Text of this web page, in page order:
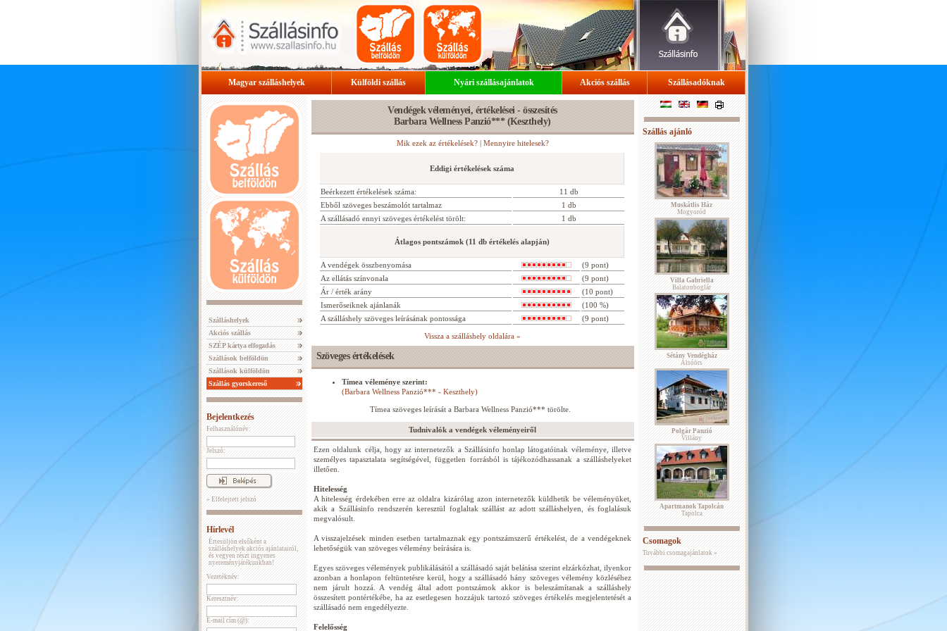
Magyar szálláshelyek Külföldi szállás Nyári szállásajánlatok Akciós szállás Szállásadóknak
Szálláshelyek
Akciós szállás
SZÉP kártya elfogadás
Szállások belföldön
Szállások külföldön
Szállás gyorskereső
Bejelentkezés
Felhasználónév:
Jelszó:
» Elfelejtett jelszó
Hírlevél
Értesüljön elsőként a
szálláshelyek akciós ajánlatairól,
és vegyen részt ingyenes
nyereményjátékunkban!
Vezetéknév:
Keresztnév:
E-mail cím (@):
Vendégek véleményei, értékelései - összesítés
Barbara Wellness Panzió*** (Keszthely)
Mik ezek az értékelések?| Mennyire hitelesek?
Eddigi értékelések száma
Beérkezett értékelések száma:
11 db
Ebből szöveges beszámolót tartalmaz
1 db
A szállásadó ennyi szöveges értékelést törölt:
1 db
Átlagos pontszámok (11 db értékelés alapján)
A vendégek összbenyomása
(9 pont)
Az ellátás színvonala
(9 pont)
Ár / érték arány
(10 pont)
Ismerőseiknek ajánlanák
(100 %)
A szálláshely szöveges leírásának pontossága
(9 pont)
Vissza a szálláshely oldalára »
Szöveges értékelések
Tímea véleménye szerint:
(Barbara Wellness Panzió*** - Keszthely)
Tímea szöveges leírását a Barbara Wellness Panzió*** törölte.
Tudnivalók a vendégek véleményeiről
Ezen oldalunk célja, hogy az internetezők a Szállásinfo honlap látogatóinak véleménye, illetve
személyes tapasztalata segítségével, független forrásból is tájékozódhassanak a szálláshelyeket
illetően.
Hitelesség
A hitelesség érdekében erre az oldalra kizárólag azon internetezők küldhetik be véleményüket,
akik a Szállásinfo rendszerén keresztül foglaltak szállást az adott szálláshelyen, és foglalásuk
megvalósult.
A visszajelzések minden esetben tartalmaznak egy pontszámszerű értékelést, de a vendégeknek
lehetőségük van szöveges vélemény beírására is.
Egyes szöveges vélemények publikálásától a szállásadó saját belátása szerint elzárkózhat, ilyenkor
azonban a honlapon feltüntetésre kerül, hogy a szállásadó hány szöveges vélemény közléséhez
nem járult hozzá. A vendég által adott pontszámok akkor is beleszámítanak a szálláshely
összesített pontértékébe, ha az esetlegesen hozzájuk tartozó szöveges értékelés megjelentetését a
szállásadó nem engedélyezte.
Felelősség
Szállás ajánló
Muskátlis Ház
Mogyoród
Villa Gabriella
Balatonboglár
Sétány Vendégház
Alsóörs
Polgár Panzió
Villány
Apartmanok Tapolcán
Tapolca
Csomagok
További csomagajánlatok »